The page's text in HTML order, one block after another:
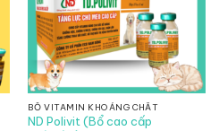
BỔ VITAMIN KHOÁNG CHẤT
ND Polivit (Bổ cao cấp